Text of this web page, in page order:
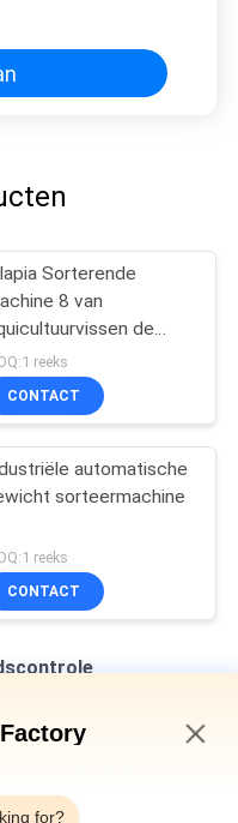
Sorterende
8 van
de
van de
reeks
CONTACT
automatische
sorteermachine
reeks
CONTACT
Check Weigher met
voor het Sorteren
for?